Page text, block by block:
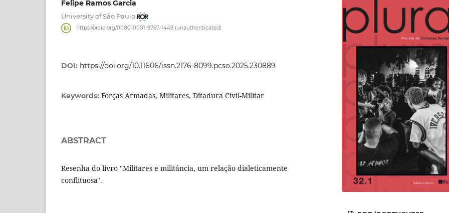
Felipe Ramos Garcia
University of São Paulo
https://orcid.org/0000-0001-9767-1449 (unauthenticated)
DOI: https://doi.org/10.11606/issn.2176-8099.pcso.2025.230889
Keywords: Forças Armadas, Militares, Ditadura Civil-Militar
ABSTRACT
Resenha do livro "Militares e militância, um relação dialeticamente
conflituosa".